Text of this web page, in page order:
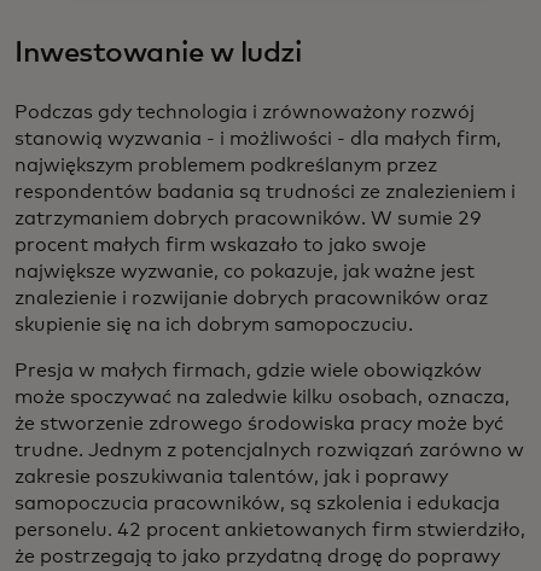
Inwestowanie w ludzi
Podczas gdy technologia i zrównoważony rozwój
stanowią wyzwania - i możliwości - dla małych firm,
największym problemem podkreślanym przez
respondentów badania są trudności ze znalezieniem i
zatrzymaniem dobrych pracowników. W sumie 29
procent małych firm wskazało to jako swoje
największe wyzwanie, co pokazuje, jak ważne jest
znalezienie i rozwijanie dobrych pracowników oraz
skupienie się na ich dobrym samopoczuciu.
Presja w małych firmach, gdzie wiele obowiązków
może spoczywać na zaledwie kilku osobach, oznacza,
że stworzenie zdrowego środowiska pracy może być
trudne. Jednym z potencjalnych rozwiązań zarówno w
zakresie poszukiwania talentów, jak i poprawy
samopoczucia pracowników, są szkolenia i edukacja
personelu. 42 procent ankietowanych firm stwierdziło,
że postrzegają to jako przydatną drogę do poprawy